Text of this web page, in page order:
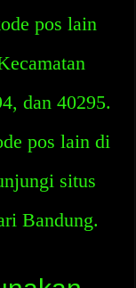
pos lain
dan 40295.
pos lain di
situs
Bandung.